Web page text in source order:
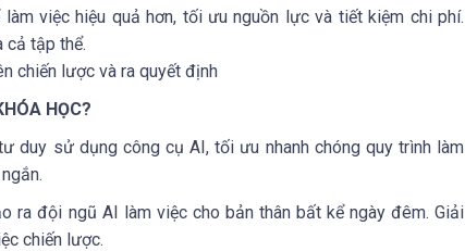
việc hiệu quả hơn, tối ưu nguồn lực và tiết kiệm chi phí.
cả tập thể.
chiến lược và ra quyết định
HỌC?
duy sử dụng công cụ AI, tối ưu nhanh chóng quy trình làm
ra đội ngũ AI làm việc cho bản thân bất kể ngày đêm. Giải
chiến lược.